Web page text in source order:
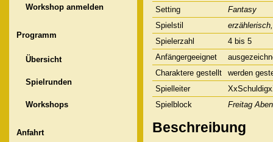
Workshop anmelden
Programm
Übersicht
Spielrunden
Workshops
Anfahrt
Setting
Fantasy
Spielstil
Spielerzahl
4 bis 5
Anfängergeeignet
Charaktere gestellt
werden
Spielleiter
Spielblock
Freitag
Beschreibung